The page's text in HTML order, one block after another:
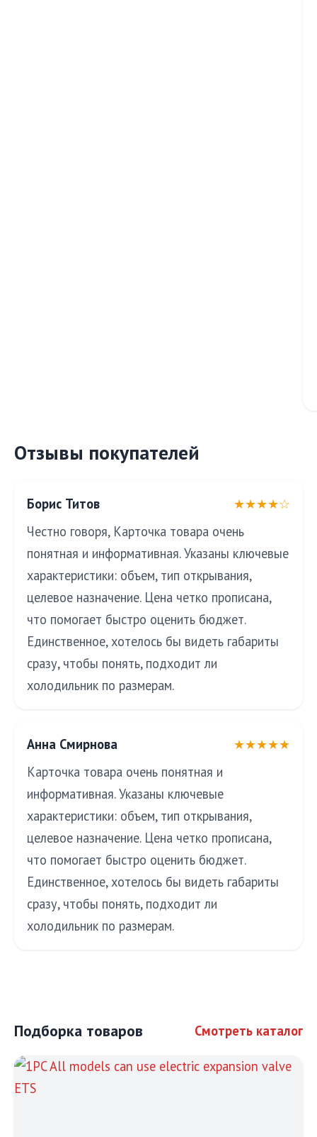
Отзывы покупателей
Борис Титов
★★★★☆
Честно говоря, Карточка товара очень
понятная и информативная. Указаны ключевые
характеристики: объем, тип открывания,
целевое назначение. Цена четко прописана,
что помогает быстро оценить бюджет.
Единственное, хотелось бы видеть габариты
сразу, чтобы понять, подходит ли
холодильник по размерам.
Анна Смирнова
★★★★★
Карточка товара очень понятная и
информативная. Указаны ключевые
характеристики: объем, тип открывания,
целевое назначение. Цена четко прописана,
что помогает быстро оценить бюджет.
Единственное, хотелось бы видеть габариты
сразу, чтобы понять, подходит ли
холодильник по размерам.
Подборка товаров Смотреть каталог